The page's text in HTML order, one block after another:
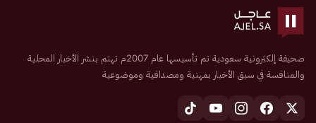
صحيفة إلكترونية سعودية تم تأسيسها عام 2007م تهتم بنشر الأخبار المحلية
والمنافسة في سبق الأخبار بمهنية ومصداقية وموضوعية